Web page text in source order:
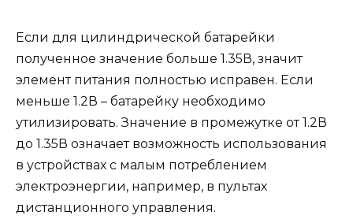
Если для цилиндрической батарейки
полученное значение больше 1.35В, значит
элемент питания полностью исправен. Если
меньше 1.2В – батарейку необходимо
утилизировать. Значение в промежутке от 1.2В
до 1.35В означает возможность использования
в устройствах с малым потреблением
электроэнергии, например, в пультах
дистанционного управления.